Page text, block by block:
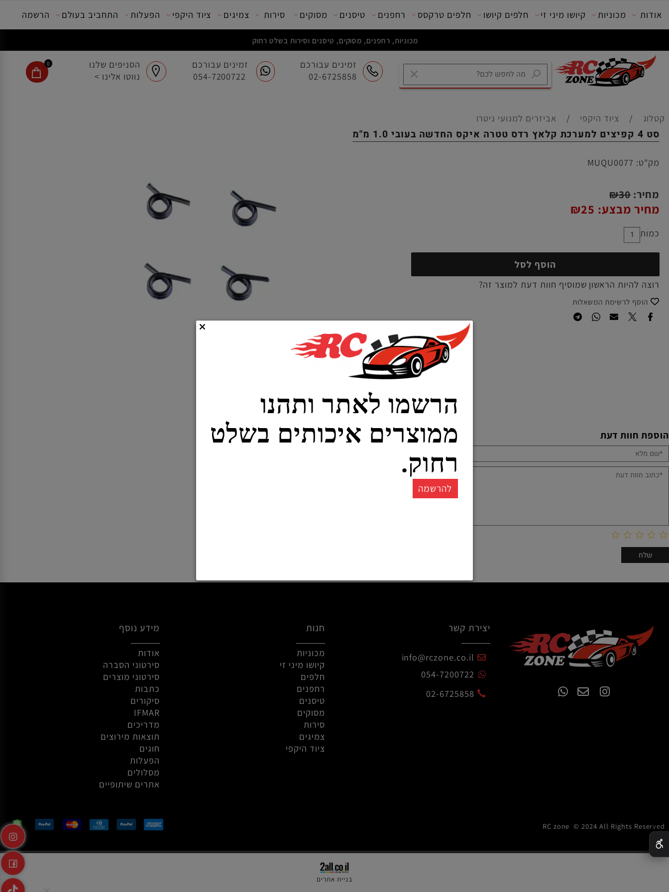
מכוניות, רחפנים, מסוקים, טיסנים וסירות בשלט רחוק
זמינים עבורכם
02-6725858
זמינים עבורכם
054-7200722
הסניפים שלנו
נווטו אלינו >
0
מכוניות קיושו מיני זי חלפים קיושו חלפים טרקסס רחפנים טיסנים מסוקים סירות צמיגים ציוד היקפי הפעלות התחביב בעולם הרשמה
/ ציוד היקפי / אביזרים למנועי ניטרו
MUQU0077
₪ 30
מבצע: ₪25
הוסף לסל
להיות הראשון שמוסיף חוות דעת למוצר זה?
לרשימת המשאלות
דעת
יצירת קשר חנות
מכוניות
קיושו מיני זי
חלפים
רחפנים
טיסנים
מסוקים
סירות
מידע נוסף
אודות
סירטוני הסברה
סירטוני מוצרים
כתבות
סיקורים
IFMAR
מדריכים
תוצאות מירוצים
חוגים
הפעלות
אתרים שיתופיים
RC zone © 2024 All Rights
הרשמו לאתר ותהנו
ממוצרים איכותים בשלט
רחוק.